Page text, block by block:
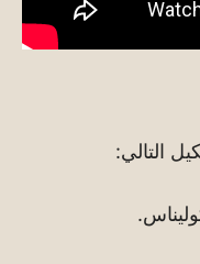
التالي: